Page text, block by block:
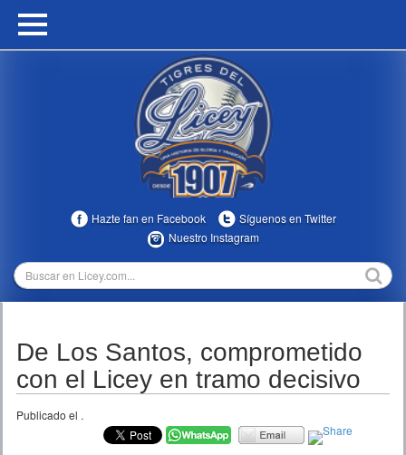
HOME
MULTIMEDIA
TEMPORADAS
Hazte fan en Facebook
Síguenos en Twitter
Nuestro Instagram
De Los Santos, comprometido
con el Licey en tramo decisivo
Publicado el .